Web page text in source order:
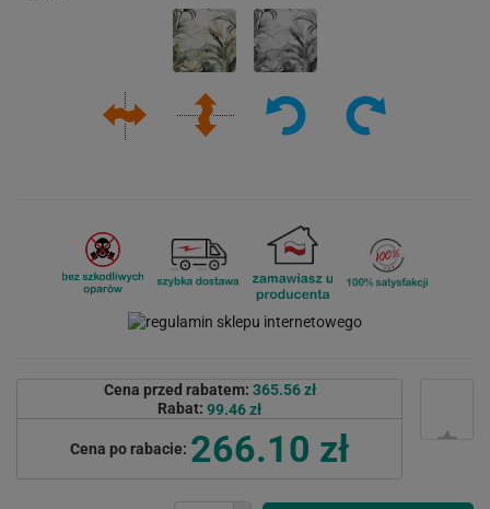
Cena przed rabatem: 365.56 zł
Rabat: 99.46 zł
Cena po rabacie: 266.10 zł